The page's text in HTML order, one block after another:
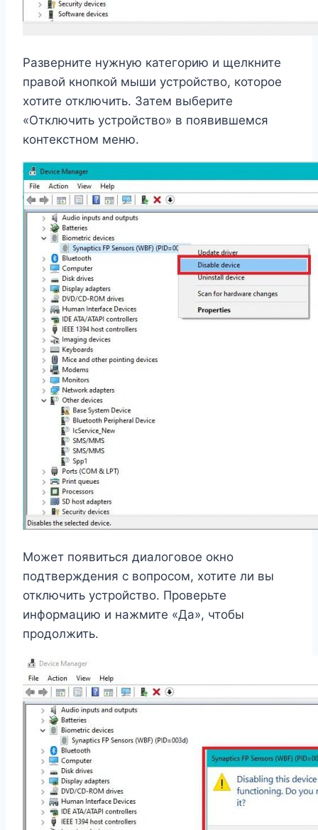
Разверните нужную категорию и щелкните
правой кнопкой мыши устройство, которое
хотите отключить. Затем выберите
«Отключить устройство» в появившемся
контекстном меню.
Может появиться диалоговое окно
подтверждения с вопросом, хотите ли вы
отключить устройство. Проверьте
информацию и нажмите «Да», чтобы
продолжить.